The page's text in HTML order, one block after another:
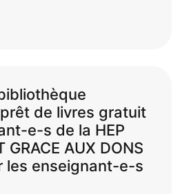
de livres gratuit
e-s de la HEP
GRACE AUX DONS
les enseignant-e-s